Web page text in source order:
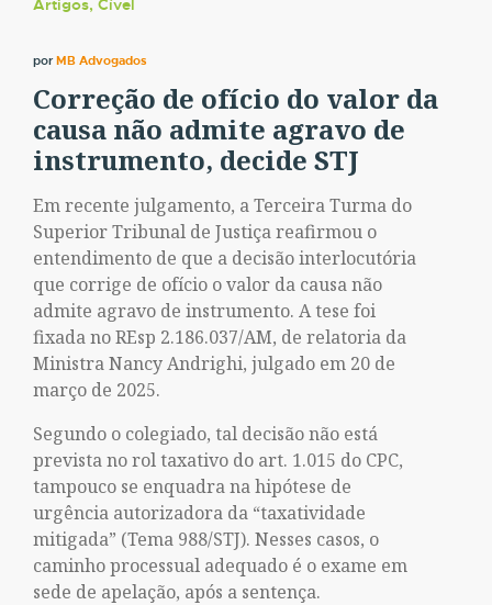
Artigos, Cível
porMB Advogados
Correção de ofício do valor da
causa não admite agravo de
instrumento, decide STJ
Em recente julgamento, a Terceira Turma do
Superior Tribunal de Justiça reafirmou o
entendimento de que a decisão interlocutória
que corrige de ofício o valor da causa não
admite agravo de instrumento. A tese foi
fixada no REsp 2.186.037/AM, de relatoria da
Ministra Nancy Andrighi, julgado em 20 de
março de 2025.
Segundo o colegiado, tal decisão não está
prevista no rol taxativo do art. 1.015 do CPC,
tampouco se enquadra na hipótese de
urgência autorizadora da “taxatividade
mitigada” (Tema 988/STJ). Nesses casos, o
caminho processual adequado é o exame em
sede de apelação, após a sentença.